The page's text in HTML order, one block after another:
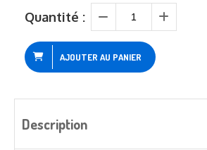
Quantité :
AJOUTER AU PANIER
Description